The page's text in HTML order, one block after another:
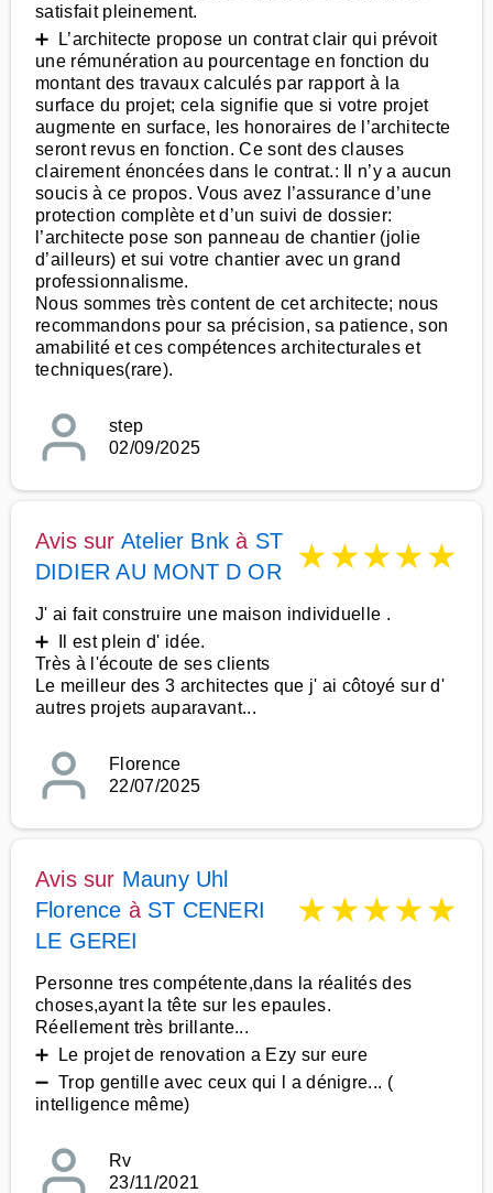
satisfait pleinement.
➕ L’architecte propose un contrat clair qui prévoit
une rémunération au pourcentage en fonction du
montant des travaux calculés par rapport à la
surface du projet; cela signifie que si votre projet
augmente en surface, les honoraires de l’architecte
seront revus en fonction. Ce sont des clauses
clairement énoncées dans le contrat.: Il n’y a aucun
soucis à ce propos. Vous avez l’assurance d’une
protection complète et d’un suivi de dossier:
l’architecte pose son panneau de chantier (jolie
d’ailleurs) et sui votre chantier avec un grand
professionnalisme.
Nous sommes très content de cet architecte; nous
recommandons pour sa précision, sa patience, son
amabilité et ces compétences architecturales et
techniques(rare).
step
02/09/2025
Avis sur Atelier Bnk à ST
DIDIER AU MONT D OR
★★★★★
J' ai fait construire une maison individuelle .
➕ Il est plein d' idée.
Très à l'écoute de ses clients
Le meilleur des 3 architectes que j' ai côtoyé sur d'
autres projets auparavant...
Florence
22/07/2025
Avis sur Mauny Uhl
Florence à ST CENERI
LE GEREI
★★★★★
Personne tres compétente,dans la réalités des
choses,ayant la tête sur les epaules.
Réellement très brillante...
➕ Le projet de renovation a Ezy sur eure
➖ Trop gentille avec ceux qui l a dénigre... (
intelligence même)
Rv
23/11/2021